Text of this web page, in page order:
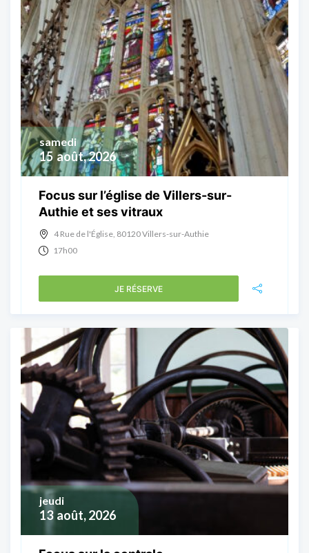
15 août, 2026
samedi
Focus sur l’église de Villers-sur-
Authie et ses vitraux
4 Rue de l'Église, 80120 Villers-sur-Authie
17h00
JE RÉSERVE
13 août, 2026
jeudi